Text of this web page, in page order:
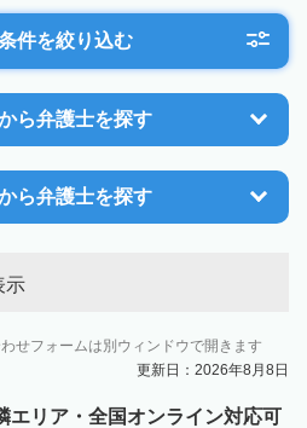
件を絞り込む
ら弁護士を探す
ら弁護士を探す
示
せフォームは別ウィンドウで開きます
更新日：2026年8月8日
エリア・全国オンライン対応可